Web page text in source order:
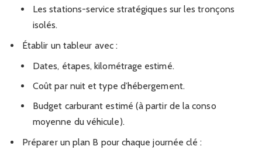
Les stations-service stratégiques sur les tronçons
isolés.
Établir un tableur avec :
Dates, étapes, kilométrage estimé.
Coût par nuit et type d’hébergement.
Budget carburant estimé (à partir de la conso
moyenne du véhicule).
Préparer un plan B pour chaque journée clé :